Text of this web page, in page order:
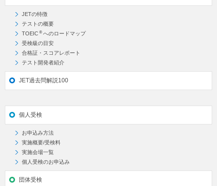
JETの特徴
テストの概要
TOEIC ® へのロードマップ
受検級の目安
合格証・スコアレポート
テスト開発者紹介
JET過去問解説100
個人受検
お申込み方法
実施概要/受検料
実施会場一覧
個人受検のお申込み
団体受検